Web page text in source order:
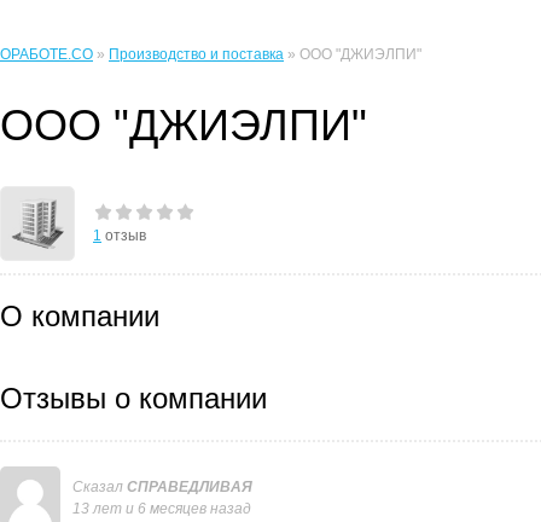
ОРАБОТЕ.CO » Производство и поставка » ООО "ДЖИЭЛПИ"
ООО "ДЖИЭЛПИ"
1 отзыв
О компании
Отзывы о компании
Сказал СПРАВЕДЛИВАЯ
13 лет и 6 месяцев назад